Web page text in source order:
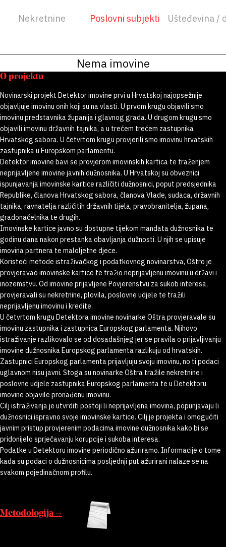
Nekretnine Poslovni subjekti Ušteđevina /
Nema imovine
O projektu
Novinarski projekt Detektor imovine prvi u Hrvatskoj najopsežnije
objavljuje imovinu onih koji su na vlasti. U prvom krugu objavili smo
imovinu predstavnika županija i glavnog grada. U drugom krugu smo
objavili imovinu državnih tajnika, a u trećem trećem zastupnika
Hrvatskog sabora. U četvrtom krugu provjerili smo imovinu hrvatskih
zastupnika u Europskom parlamentu.
Detektor imovine bavi se provjerom imovinskih kartica te traženjem
neprijavljene imovine javnih dužnosnika. U Hrvatskoj su obveznici
ispunjavanja imovinske kartice različiti dužnosnici, poput predsjednika
Republike, članova Hrvatskog sabora, članova Vlade, sudaca, državnih
tajnika, ravnatelja različitih državnih tijela, pravobranitelja, župana,
gradonačelnika te drugih.
Imovinske kartice javno su dostupne tijekom mandata dužnosnika te
godinu dana nakon prestanka obavljanja dužnosti. U njih se upisuje
imovina partnera te maloljetne djece.
Koristeći metode istraživačkog i podatkovnog novinarstva, Oštro je
provjeravao imovinske kartice te tražio neprijavljenu imovinu u državi i
inozemstvu. Od imovine prijavljene Povjerenstvu za sukob interesa,
provjeravali su nekretnine, plovila, poslovne udjele te tražili
neprijavljenu imovinu i kredite.
U četvrtom krugu Detektora imovine novinarke Oštra provjeravale su
imovinu zastupnika i zastupnica Europskog parlamenta. Njihovo
istraživanje razlikovalo se od dosadašnjeg jer se pravila o prijavljivanju
imovine dužnosnika Europskog parlamenta razlikuju od hrvatskih.
Zastupnici Europskog parlamenta prijavljuju svoju imovinu, no ti podaci
uglavnom nisu javni. Stoga su novinarke Oštra tražile nekretnine i
poslovne udjele zastupnika Europskog parlamenta te u Detektoru
imovine objavile pronađenu imovinu.
Cilj istraživanja je utvrditi postoji li neprijavljena imovina, popunjavaju li
dužnosnici ispravno svoje imovinske kartice. Cilj je projekta i omogućiti
javnim pristup provjerenim podacima imovine dužnosnika kako bi se
pridonijelo sprječavanju korupcije i sukoba interesa.
Podatke u Detektoru imovine periodično ažuriramo. Informacije o tome
kada su podaci o dužnosnicima posljednji put ažurirani nalaze se na
svakom pojedinačnom profilu.
Metodologija →